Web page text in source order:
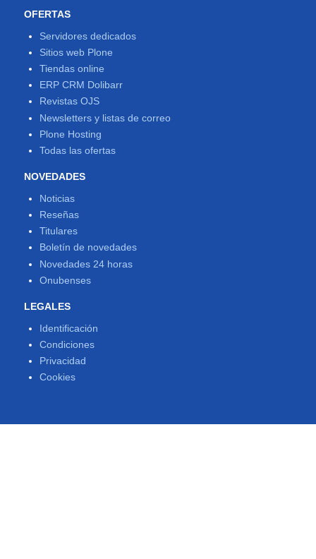
OFERTAS
Servidores dedicados
Sitios web Plone
Tiendas online
ERP CRM Dolibarr
Revistas OJS
Newsletters y listas de correo
Plone Hosting
Todas las ofertas
NOVEDADES
Noticias
Reseñas
Titulares
Boletín de novedades
Novedades 24 horas
Onubenses
LEGALES
Identificación
Condiciones
Privacidad
Cookies